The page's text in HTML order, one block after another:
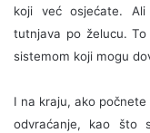
koji već osjećate.
tutnjava po želucu.
sistemom koji mogu
I na kraju, ako
odvraćanje, kao što